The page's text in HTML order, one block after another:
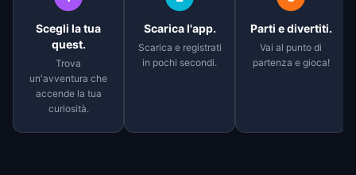
Scegli la tua
quest.
Trova
un'avventura che
accende la tua
curiosità.
Scarica l'app.
Scarica e registrati
in pochi secondi.
Parti e divertiti.
Vai al punto di
partenza e gioca!